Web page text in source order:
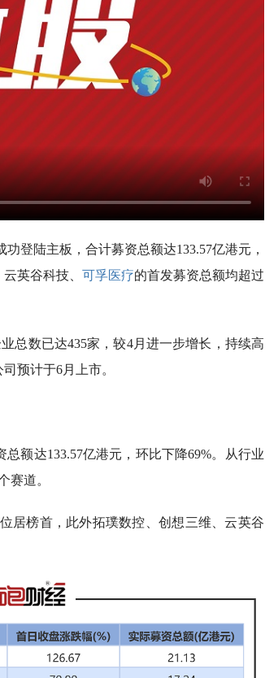
登陆主板，合计募资总额达133.57亿港元，
英谷科技、 可孚医疗的首发募资总额均超过
总数已达435家，较4月进一步增长，持续高
司预计于6月上市。
额达133.57亿港元，环比下降69%。从行业
赛道。
居榜首，此外拓璞数控、创想三维、云英谷